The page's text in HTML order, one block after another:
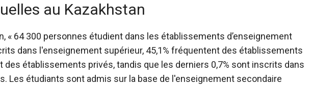
au Kazakhstan
« 64 300 personnes étudient dans les établissements d’enseignement
dans l'enseignement supérieur, 45,1% fréquentent des établissements
des établissements privés, tandis que les derniers 0,7% sont inscrits dans
Les étudiants sont admis sur la base de l'enseignement secondaire